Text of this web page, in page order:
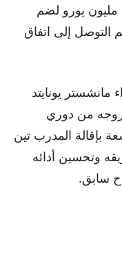
استعداد لتقديم عرض مالي يبلغ 25 مليون يورو لضم
التوصل إلى اتفاق
يونايتد
من دوري
بإقالة المدرب تين
وتحسين أدائه
سابق.